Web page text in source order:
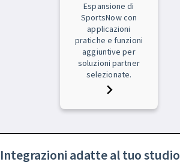
Espansione di
SportsNow con
applicazioni
pratiche e funzioni
aggiuntive per
soluzioni partner
selezionate.
Integrazioni adatte al tuo studio